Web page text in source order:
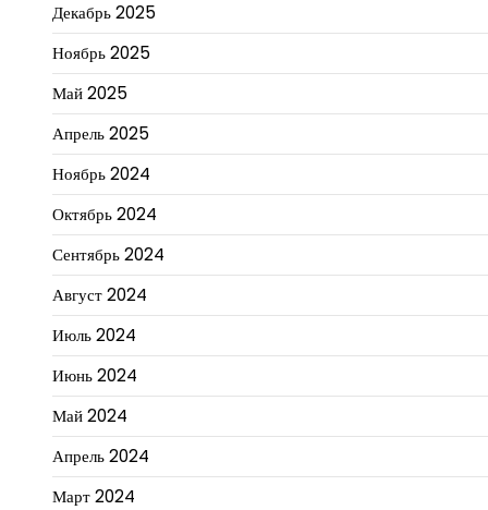
Декабрь 2025
Ноябрь 2025
Май 2025
Апрель 2025
Ноябрь 2024
Октябрь 2024
Сентябрь 2024
Август 2024
Июль 2024
Июнь 2024
Май 2024
Апрель 2024
Март 2024